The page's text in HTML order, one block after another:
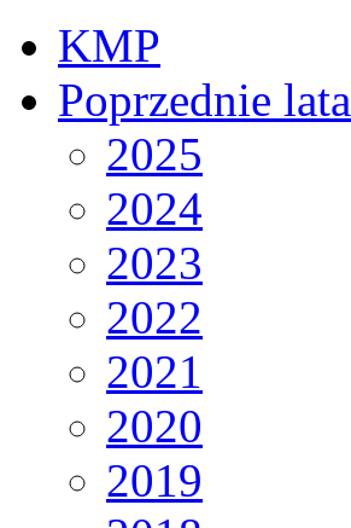
KMP
Poprzednie lata
2025
2024
2023
2022
2021
2020
2019